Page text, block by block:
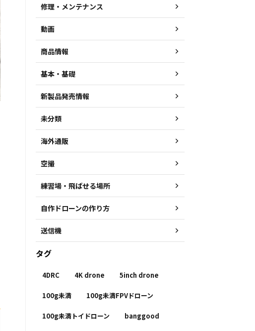
修理・メンテナンス
動画
商品情報
基本・基礎
新製品発売情報
未分類
海外通販
空撮
練習場・飛ばせる場所
自作ドローンの作り方
送信機
タグ
4DRC 4K drone 5inch drone
100g未満 100g未満FPVドローン
100g未満トイドローン banggood